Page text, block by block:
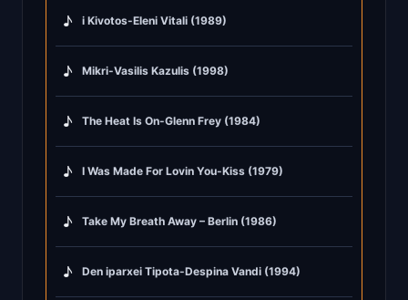
♪ i Kivotos-Eleni Vitali (1989)
♪ Mikri-Vasilis Kazulis (1998)
♪ The Heat Is On-Glenn Frey (1984)
♪ I Was Made For Lovin You-Kiss (1979)
♪ Take My Breath Away – Berlin (1986)
♪ Den iparxei Tipota-Despina Vandi (1994)